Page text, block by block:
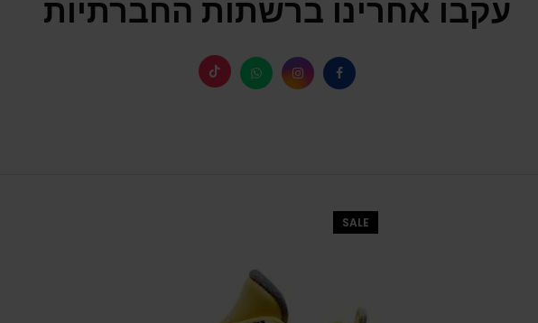
עקבו אחרינו ברשתות החברתיות
SALE